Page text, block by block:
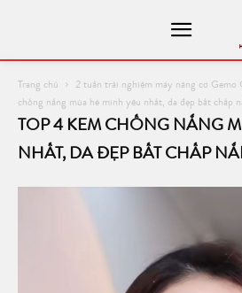
Trang chủ 2 tuần trải nghiệm máy nâng cơ Gemo
chống nắng mùa hè mình yêu nhất, da đẹp bất chấp
TOP 4 KEM CHỐNG NẮNG
NHẤT, DA ĐẸP BẤT CHẤP